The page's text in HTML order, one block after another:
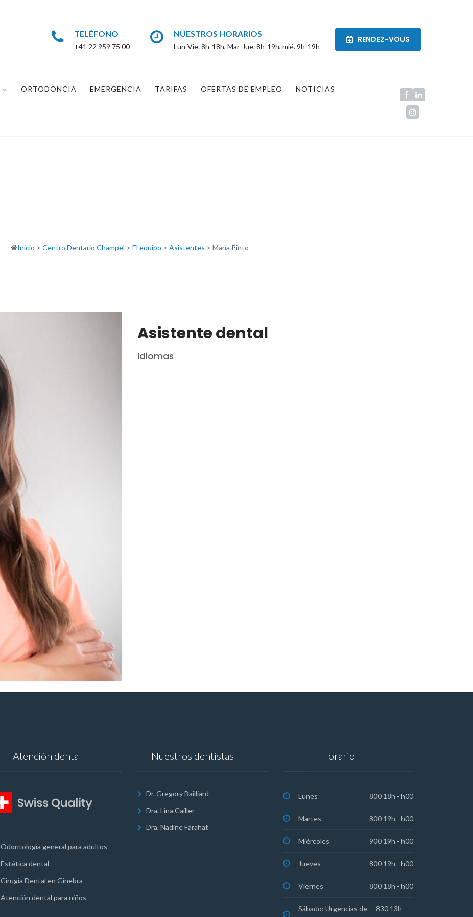
TELÉFONO
+41 22 959 75 00
NUESTROS HORARIOS
Lun-Vie. 8h-18h, Mar-Jue. 8h-19h, mié. 9h-19h
RENDEZ-VOUS
ORTODONCIA EMERGENCIA TARIFAS OFERTAS DE EMPLEO NOTICIAS
Inicio > Centro Dentario Champel > El equipo > Asistentes > María Pinto
Asistente dental
Idiomas
Atención dental
Odontología general para adultos
Estética dental
Cirugia Dental en Ginebra
Atención dental para niños
Nuestros dentistas
Dr. Gregory Bailliard
Dra. Lina Cailler
Dra. Nadine Farahat
Horario
Lunes 800 18h - h00
Martes 800 19h - h00
Miércoles 900 19h - h00
Jueves 800 19h - h00
Viernes 800 18h - h00
Sábado: Urgencias de
830 13h -